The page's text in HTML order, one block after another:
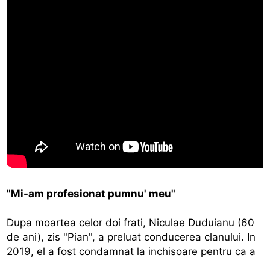
"Mi-am profesionat pumnu' meu"
Dupa moartea celor doi frati, Niculae Duduianu (60
de ani), zis "Pian", a preluat conducerea clanului. In
2019, el a fost condamnat la inchisoare pentru ca a